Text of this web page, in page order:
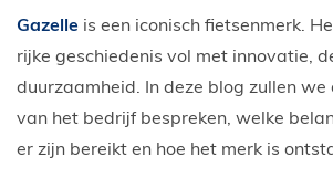
Gazelle is een iconisch fietsenmerk.
rijke geschiedenis vol met innovatie,
duurzaamheid. In deze blog zullen we
van het bedrijf bespreken, welke
er zijn bereikt en hoe het merk is